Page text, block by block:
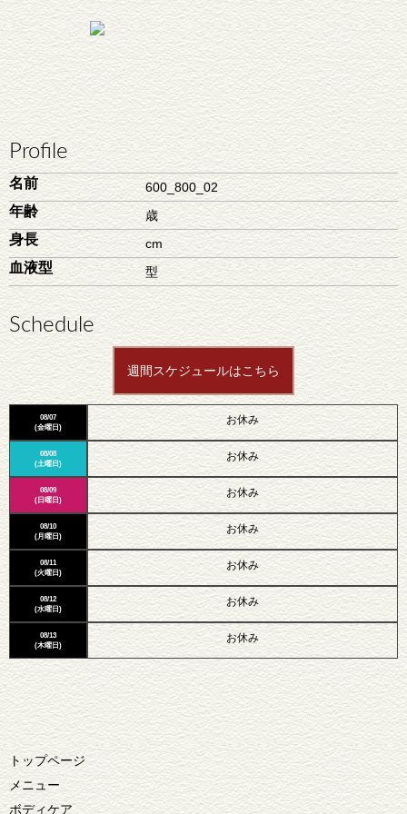
Profile
名前 600_800_02
年齢 歳
身長 cm
血液型 型
Schedule
週間スケジュールはこちら
08/07
(金曜日)
08/08
(土曜日)
08/09
(日曜日)
08/10
(月曜日)
08/11
(火曜日)
08/12
(水曜日)
08/13
(木曜日)
お休み
お休み
お休み
お休み
お休み
お休み
お休み
トップページ
メニュー
ボディケア